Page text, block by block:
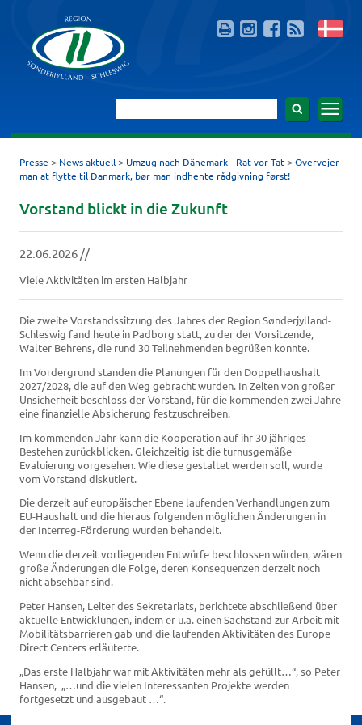
Presse > News aktuell > Umzug nach Dänemark - Rat vor Tat > Overvejer
man at flytte til Danmark, bør man indhente rådgivning først!
Vorstand blickt in die Zukunft
22.06.2026 //
Viele Aktivitäten im ersten Halbjahr
Die zweite Vorstandssitzung des Jahres der Region Sønderjylland-
Schleswig fand heute in Padborg statt, zu der der Vorsitzende,
Walter Behrens, die rund 30 Teilnehmenden begrüßen konnte.
Im Vordergrund standen die Planungen für den Doppelhaushalt
2027/2028, die auf den Weg gebracht wurden. In Zeiten von großer
Unsicherheit beschloss der Vorstand, für die kommenden zwei Jahre
eine finanzielle Absicherung festzuschreiben.
Im kommenden Jahr kann die Kooperation auf ihr 30 jähriges
Bestehen zurückblicken. Gleichzeitig ist die turnusgemäße
Evaluierung vorgesehen. Wie diese gestaltet werden soll, wurde
vom Vorstand diskutiert.
Die derzeit auf europäischer Ebene laufenden Verhandlungen zum
EU-Haushalt und die hieraus folgenden möglichen Änderungen in
der Interreg-Förderung wurden behandelt.
Wenn die derzeit vorliegenden Entwürfe beschlossen würden, wären
große Änderungen die Folge, deren Konsequenzen derzeit noch
nicht absehbar sind.
Peter Hansen, Leiter des Sekretariats, berichtete abschließend über
aktuelle Entwicklungen, indem er u.a. einen Sachstand zur Arbeit mit
Mobilitätsbarrieren gab und die laufenden Aktivitäten des Europe
Direct Centers erläuterte.
„Das erste Halbjahr war mit Aktivitäten mehr als gefüllt…“, so Peter
Hansen, „…und die vielen Interessanten Projekte werden
fortgesetzt und ausgebaut …“.